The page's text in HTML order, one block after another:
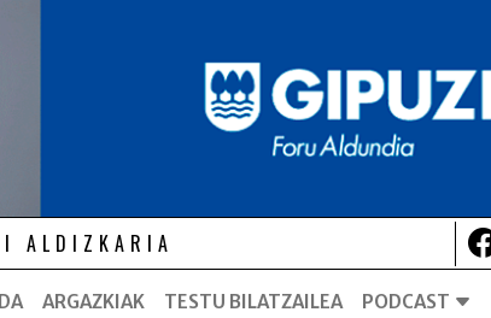
ALDIZKARIA
ARGAZKIAK TESTU BILATZAILEA PODCAST